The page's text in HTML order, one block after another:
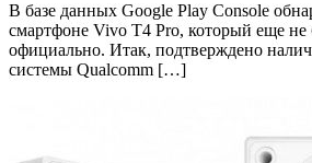
В базе данных Google Play Console
смартфоне Vivo T4 Pro, который еще не
официально. Итак, подтверждено
системы Qualcomm […]